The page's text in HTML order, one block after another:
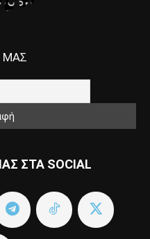
ΜΑΣ
ΣΤΑ SOCIAL